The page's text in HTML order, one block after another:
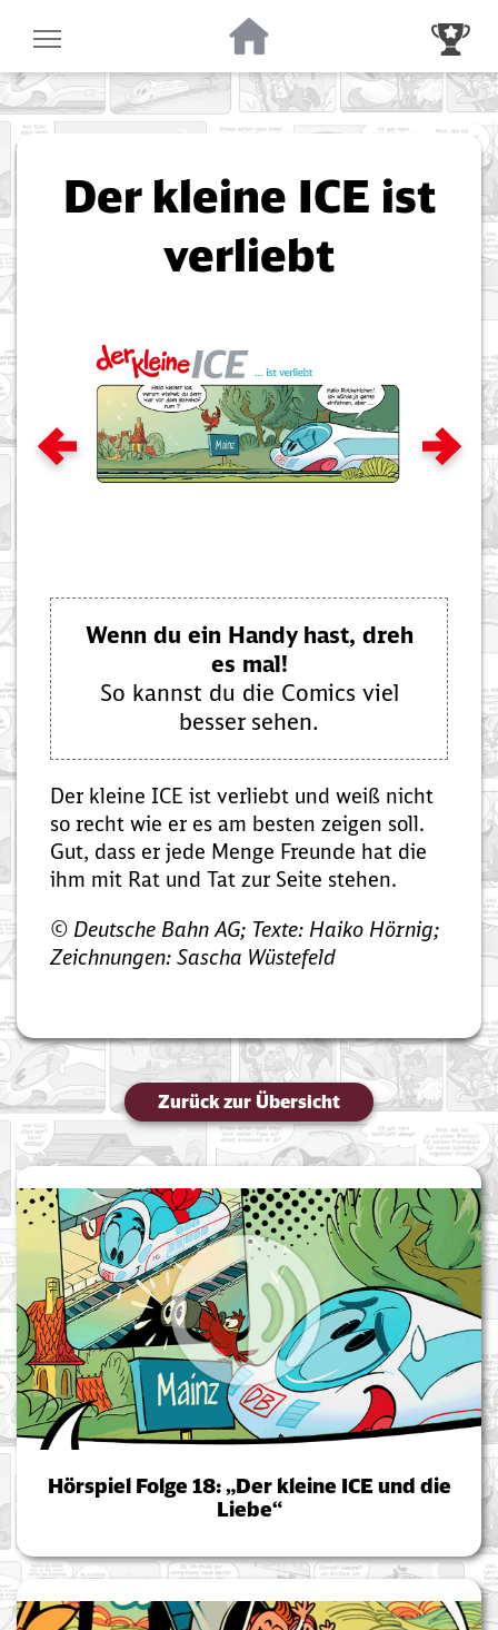
Der kleine ICE ist
verliebt
Zum vorigen Bild Zum
Wenn du ein Handy hast, dreh
es mal!
So kannst du die Comics viel
besser sehen.
Der kleine ICE ist verliebt und weiß nicht
so recht wie er es am besten zeigen soll.
Gut, dass er jede Menge Freunde hat die
ihm mit Rat und Tat zur Seite stehen.
© Deutsche Bahn AG; Texte: Haiko Hörnig;
Zeichnungen: Sascha Wüstefeld
Zurück zur Übersicht
Hörspiel Folge 18: „Der kleine ICE und die
Liebe“